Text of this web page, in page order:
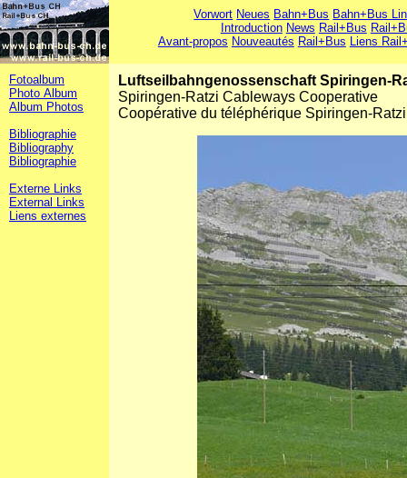
Vorwort Neues Bahn+Bus Bahn+Bus
Introduction News Rail+Bus
Avant-propos Nouveautés Rail+Bus Liens
Fotoalbum
Photo Album
Album Photos
Bibliographie
Bibliography
Bibliographie
Externe Links
External Links
Liens externes
Luftseilbahngenossenschaft Spiringen-
Spiringen-Ratzi Cableways Cooperative
Coopérative du téléphérique Spiringen-Ratzi